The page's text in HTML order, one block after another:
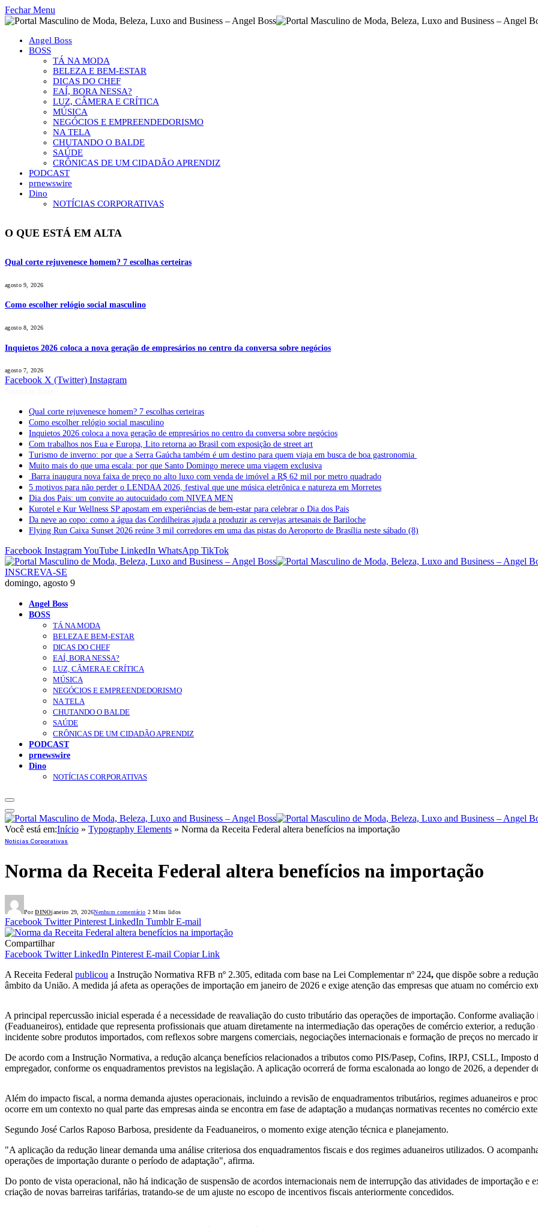
Fechar Menu
Angel Boss
BOSS
TÁ NA MODA
BELEZA E BEM-ESTAR
DICAS DO CHEF
EAÍ, BORA NESSA?
LUZ, CÂMERA E CRÍTICA
MÚSICA
NEGÓCIOS E EMPREENDEDORISMO
NA TELA
CHUTANDO O BALDE
SAÚDE
CRÔNICAS DE UM CIDADÃO APRENDIZ
PODCAST
prnewswire
Dino
NOTÍCIAS CORPORATIVAS
O QUE ESTÁ EM ALTA
Qual corte rejuvenesce homem? 7 escolhas certeiras
agosto 9, 2026
Como escolher relógio social masculino
agosto 8, 2026
Inquietos 2026 coloca a nova geração de empresários no centro da conversa sobre negócios
agosto 7, 2026
Facebook X (Twitter) Instagram
Qual corte rejuvenesce homem? 7 escolhas certeiras
Como escolher relógio social masculino
Inquietos 2026 coloca a nova geração de empresários no centro da conversa sobre negócios
Com trabalhos nos Eua e Europa, Lito retorna ao Brasil com exposição de street art
Turismo de inverno: por que a Serra Gaúcha também é um destino para quem viaja em busca de boa gastronomia
Muito mais do que uma escala: por que Santo Domingo merece uma viagem exclusiva
Barra inaugura nova faixa de preço no alto luxo com venda de imóvel a R$ 62 mil por metro quadrado
5 motivos para não perder o LENDAA 2026, festival que une música eletrônica e natureza em Morretes
Dia dos Pais: um convite ao autocuidado com NIVEA MEN
Kurotel e Kur Wellness SP apostam em experiências de bem-estar para celebrar o Dia dos Pais
Da neve ao copo: como a água das Cordilheiras ajuda a produzir as cervejas artesanais de Bariloche
Flying Run Caixa Sunset 2026 reúne 3 mil corredores em uma das pistas do Aeroporto de Brasília neste sábado (8)
Facebook InstagramYouTube LinkedIn WhatsApp TikTok
INSCREVA-SE
domingo, agosto 9
Angel Boss
BOSS
TÁ NA MODA
BELEZA E BEM-ESTAR
DICAS DO CHEF
EAÍ, BORA NESSA?
LUZ, CÂMERA E CRÍTICA
MÚSICA
NEGÓCIOS E EMPREENDEDORISMO
NA TELA
CHUTANDO O BALDE
SAÚDE
CRÔNICAS DE UM CIDADÃO APRENDIZ
PODCAST
prnewswire
Dino
NOTÍCIAS CORPORATIVAS
Você está em:Início » Typography Elements » Norma da Receita Federal altera benefícios na importação
Notícias Corporativas
Norma da Receita Federal altera benefícios na importação
Por DINOjaneiro 29, 2026Nenhum comentário 2 Mins lidos
Facebook Twitter Pinterest LinkedIn Tumblr E-mail
Compartilhar
Facebook Twitter LinkedIn Pinterest E-mail Copiar Link
A Receita Federal publicou a Instrução Normativa RFB nº 2.305, editada com base na Lei Complementar nº 224, que dispõe sobre a
âmbito da União. A medida já afeta as operações de importação em janeiro de 2026 e exige atenção das empresas que atuam no comércio
A principal repercussão inicial esperada é a necessidade de reavaliação do custo tributário das operações de importação. Conforme
(Feaduaneiros), entidade que representa profissionais que atuam diretamente na intermediação das operações de comércio exterior, a
incidente sobre produtos importados, com reflexos sobre margens comerciais, negociações internacionais e formação de preços no mercado
De acordo com a Instrução Normativa, a redução alcança benefícios relacionados a tributos como PIS/Pasep, Cofins, IRPJ, CSLL,
empregador, conforme os enquadramentos previstos na legislação. A aplicação ocorrerá de forma escalonada ao longo de 2026, a depender
Além do impacto fiscal, a norma demanda ajustes operacionais, incluindo a revisão de enquadramentos tributários, regimes aduaneiros e
ocorre em um contexto no qual parte das empresas ainda se encontra em fase de adaptação a mudanças normativas recentes no comércio
Segundo José Carlos Raposo Barbosa, presidente da Feaduaneiros, o momento exige atenção técnica e planejamento.
"A aplicação da redução linear demanda uma análise criteriosa dos enquadramentos fiscais e dos regimes aduaneiros utilizados. O
operações de importação durante o período de adaptação", afirma.
Do ponto de vista operacional, não há indicação de suspensão de acordos internacionais nem de interrupção das atividades de importação e
criação de novas barreiras tarifárias, tratando-se de um ajuste no escopo de incentivos fiscais anteriormente concedidos.